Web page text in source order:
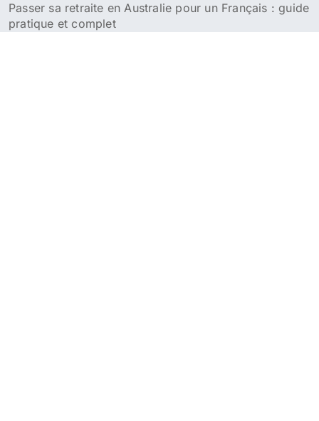
Passer sa retraite en Australie pour un Français : guide
pratique et complet